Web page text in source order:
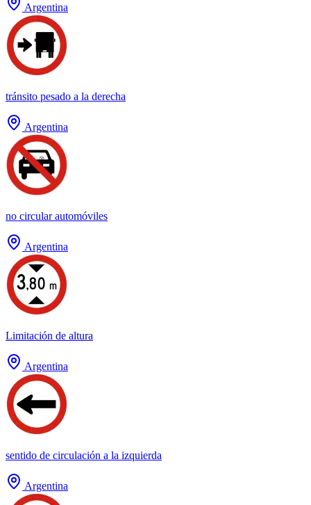
Argentina
tránsito pesado a la derecha
Argentina
no circular automóviles
Argentina
Limitación de altura
Argentina
sentido de circulación a la izquierda
Argentina